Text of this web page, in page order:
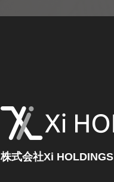
株式会社Xi HOLDINGS
株式会社Xi HOLDINGS